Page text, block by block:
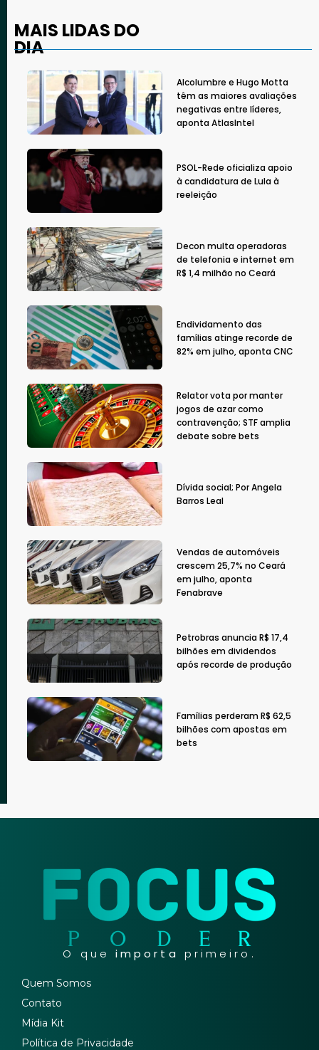
MAIS LIDAS DO
DIA
Alcolumbre e Hugo Motta
têm as maiores avaliações
negativas entre líderes,
aponta AtlasIntel
PSOL-Rede oficializa apoio
à candidatura de Lula à
reeleição
Decon multa operadoras
de telefonia e internet em
R$ 1,4 milhão no Ceará
Endividamento das
famílias atinge recorde de
82% em julho, aponta CNC
Relator vota por manter
jogos de azar como
contravenção; STF amplia
debate sobre bets
Dívida social; Por Angela
Barros Leal
Vendas de automóveis
crescem 25,7% no Ceará
em julho, aponta
Fenabrave
Petrobras anuncia R$ 17,4
bilhões em dividendos
após recorde de produção
Famílias perderam R$ 62,5
bilhões com apostas em
bets
O que importa primeiro.
Quem Somos
Contato
Mídia Kit
Política de Privacidade